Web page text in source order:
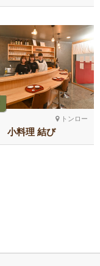
トンロー
小料理 結び